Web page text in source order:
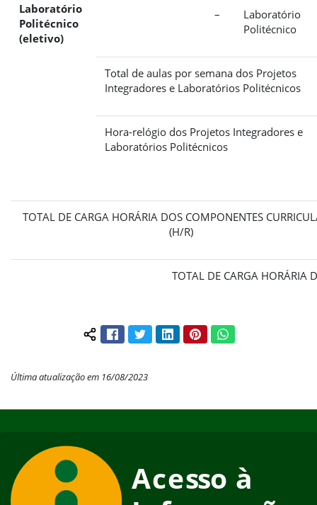
Laboratório
Politécnico
(eletivo)
–
Laboratório
Politécnico
Total de aulas por semana dos Projetos
Integradores e Laboratórios Politécnicos
Hora-relógio dos Projetos Integradores e
Laboratórios Politécnicos
TOTAL DE CARGA HORÁRIA DOS COMPONENTES
(H/R)
TOTAL DE CARGA HORÁRIA
Compartilhar conteúdo:
FacebookTwitterLinkedInPinterestWhatsApp
Última atualização em 16/08/2023